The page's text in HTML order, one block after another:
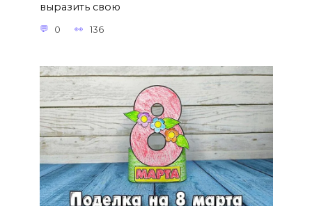
выразить свою
0 136